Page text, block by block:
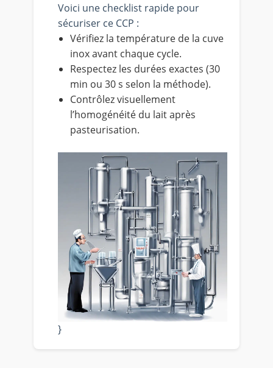
Voici une checklist rapide pour
sécuriser ce CCP :
Vérifiez la température de la cuve
inox avant chaque cycle.
Respectez les durées exactes (30
min ou 30 s selon la méthode).
Contrôlez visuellement
l’homogénéité du lait après
pasteurisation.
}